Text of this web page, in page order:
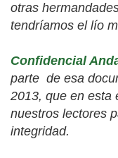
otras
tendríamos el lío
Confidencial
parte de esa
2013, que en esta
nuestros lectores
integridad.